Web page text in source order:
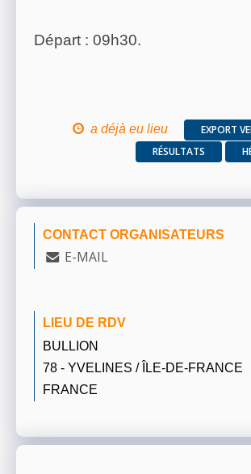
Départ : 09h30.
a déjà eu lieu
EXPORT
RÉSULTATS
CONTACT ORGANISATEURS
E-MAIL
LIEU DE RDV
BULLION
78 - YVELINES / ÎLE-DE-FRANCE
FRANCE